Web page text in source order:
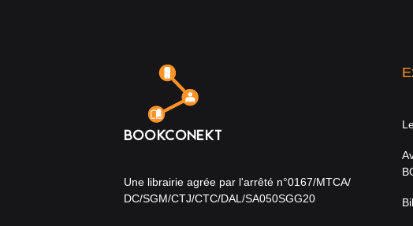
Une librairie agrée par l'arrêté n°0167/MTCA/
DC/SGM/CTJ/CTC/DAL/SA050SGG20